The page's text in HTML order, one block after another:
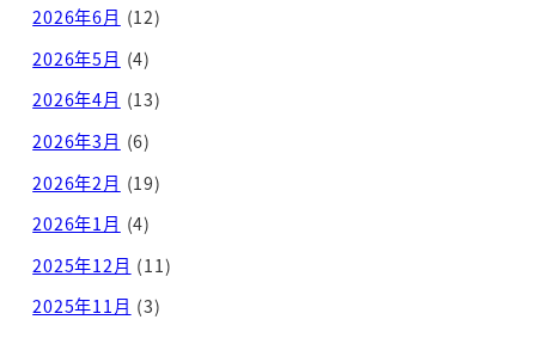
2026年6月 (12)
2026年5月 (4)
2026年4月 (13)
2026年3月 (6)
2026年2月 (19)
2026年1月 (4)
2025年12月 (11)
2025年11月 (3)